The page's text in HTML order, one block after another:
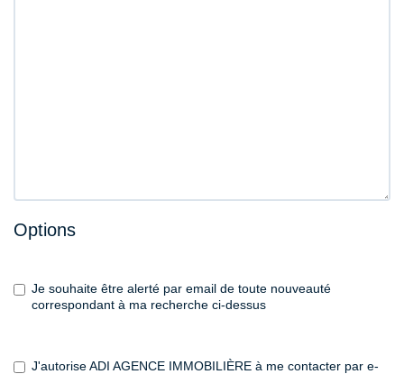
Options
Je souhaite être alerté par email de toute nouveauté
correspondant à ma recherche ci-dessus
J'autorise ADI AGENCE IMMOBILIÈRE à me contacter par e-